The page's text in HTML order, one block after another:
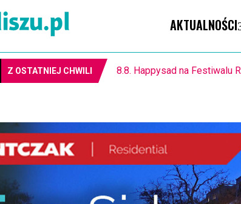
AKTUALNOŚCI
Z OSTATNIEJ CHWILI REGION. Mołdawska